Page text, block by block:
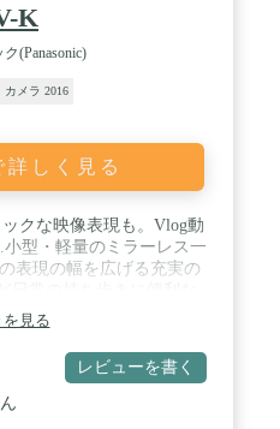
K
(Panasonic)
カメラ 2016
しく見る
クな映像表現も。Vlog動
型・軽量のミラーレス一
表現の幅を広げる充実の
ならではの高画質撮影が
品:標準ズームレンズ、バ
アダプター、USB接続ケ
ー、ショルダーストラッ
、ハンドストラップ / ✅
見る
レビューを書く